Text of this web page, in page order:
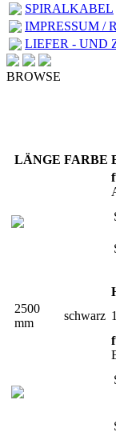
SPIRALKABEL
IMPRESSUM /
LIEFER - UND
BROWSE
LÄNGE FARBE
2500
mm
schwarz